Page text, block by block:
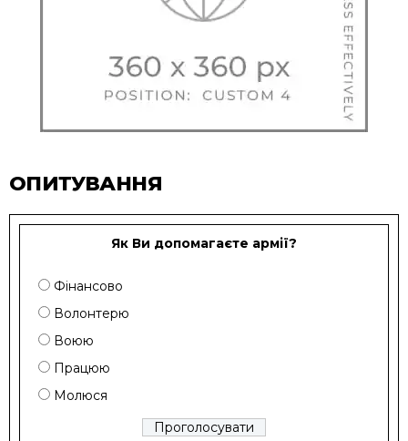
ОПИТУВАННЯ
Як Ви допомагаєте армії?
Фінансово
Волонтерю
Воюю
Працюю
Молюся